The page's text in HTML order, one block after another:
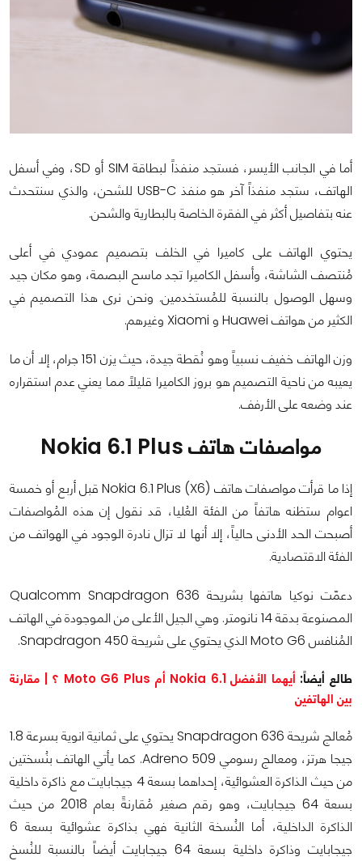
أما في الجانب الأيسر، فستجد منفذاً لبطاقة SIM أو SD، وفي أسفل
الهاتف، ستجد منفذاً آخر هو منفذ USB-C للشحن، والذي سنتحدث
عنه بتفاصيل أكثر في الفقرة الخاصة بالبطارية والشحن.
يحتوي الهاتف على كاميرا في الخلف بتصميم عمودي في أعلى
مُنتصف الشاشة، وأسفل الكاميرا تجد ماسح البصمة، وهو مكان جيد
وسهل الوصول بالنسبة للمُستخدمين. ونحن نرى هذا التصميم في
الكثير من هواتف Huawei و Xiaomi وغيرهم.
وزن الهاتف خفيف نسبياً وهو نُقطة جيدة، حيث يزن 151 جرام، إلا أن ما
يعيبه من ناحية التصميم هو بروز الكاميرا قليلاً مما يعني عدم استقراره
عند وضعه على الأرفف.
مواصفات هاتف Nokia 6.1 Plus
إذا ما قرأت مواصفات هاتف Nokia 6.1 Plus (X6) قبل أربع أو خمسة
اعوام ستظنه هاتفاً من الفئة العُليا، قد نقول إن هذه المُواصفات
أصبحت الحد الأدنى حالياً، إلا أنها لا تزال نادرة الوجود في الهواتف من
الفئة الاقتصادية.
دعمّت نوكيا هاتفها بشريحة Qualcomm Snapdragon 636
المصنوعة بدقة 14 نانومتر. وهي الجيل الأعلى من الموجودة في الهاتف
المُنافس Moto G6 الذي يحتوي على شريحة Snapdragon 450.
طالع أيضاً:
أيهما الأفضل Nokia 6.1 أم Moto G6 Plus ؟ | مقارنة
بين الهاتفين
مُعالج شريحة Snapdragon 636 يحتوي على ثمانية انوية بسرعة 1.8
جيجا هرتز، ومعالج رسومي Adreno 509. كما يأتي الهاتف بنُسختين
من حيث الذاكرة العشوائية، إحداهما بسعة 4 جيجابايت مع ذاكرة داخلية
بسعة 64 جيجابايت، وهو رقم صغير مُقارنةً بعام 2018 من حيث
الذاكرة الداخلية، أما النُسخة الثانية فهي بذاكرة عشوائية بسعة 6
جيجابايت وذاكرة داخلية بسعة 64 جيجابايت أيضاً بالنسبة للنُسخ